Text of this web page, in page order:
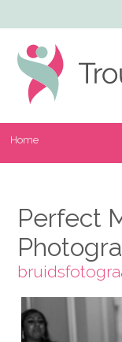
Home
Perfect